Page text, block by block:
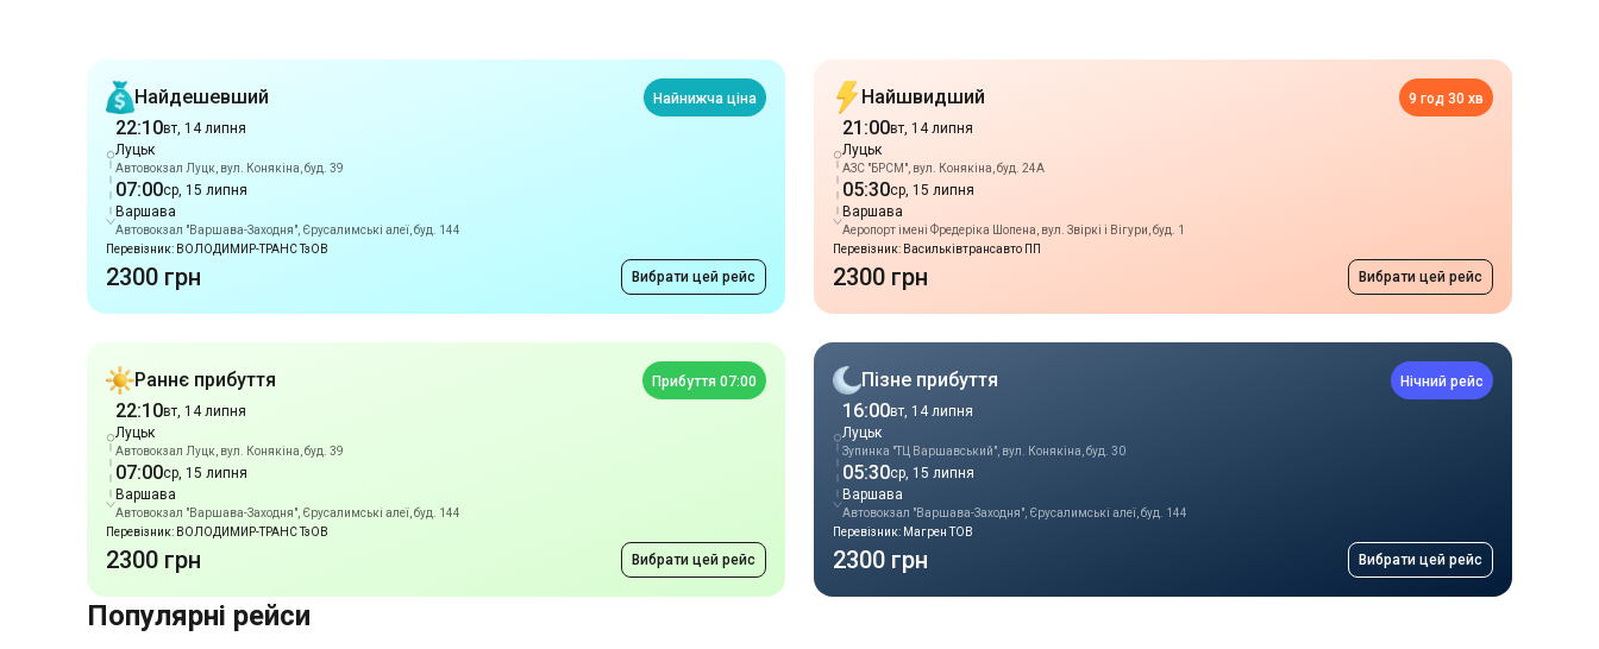
Варшава
Автовокзал "Варшава-Заходня", Єрусалимські алеї, буд. 144
Перевізник: ВОЛОДИМИР-ТРАНС ТзОВ
2300 грн
Варшава
Аеропорт імені Фредеріка Шопена, вул. Звіркі і Вігури, буд. 1
Перевізник: Васильківтрансавто ПП
2300 грн
Раннє прибуття Прибуття 07:00
22:10 вт, 14 липня
Варшава
Автовокзал "Варшава-Заходня", Єрусалимські алеї, буд. 144
Перевізник: ВОЛОДИМИР-ТРАНС ТзОВ
2300 грн
Пізне прибуття Нічний рейс
16:00 вт, 14 липня
05:30
Варшава
Автовокзал "Варшава-Заходня", Єрусалимські алеї, буд. 144
Перевізник: Магрен ТОВ
2300 грн
Популярні рейси
Маршрути з м. Луцьк
Луцьк Олександрівка
Маршрути в м. Луцьк